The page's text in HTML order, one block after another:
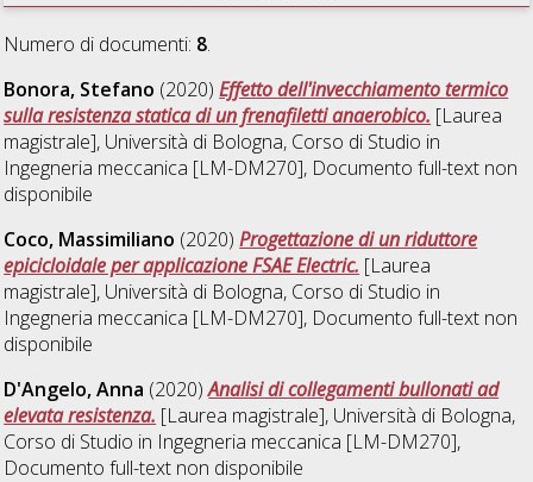
Numero di documenti: 8.
Bonora, Stefano (2020)Effetto dell'invecchiamento termico
sulla resistenza statica di un frenafiletti anaerobico. [Laurea
magistrale], Università di Bologna, Corso di Studio in
Ingegneria meccanica [LM-DM270], Documento full-text non
disponibile
Coco, Massimiliano (2020)Progettazione di un riduttore
epicicloidale per applicazione FSAE Electric. [Laurea
magistrale], Università di Bologna, Corso di Studio in
Ingegneria meccanica [LM-DM270], Documento full-text non
disponibile
D'Angelo, Anna (2020)Analisi di collegamenti bullonati ad
elevata resistenza. [Laurea magistrale], Università di Bologna,
Corso di Studio in Ingegneria meccanica [LM-DM270],
Documento full-text non disponibile